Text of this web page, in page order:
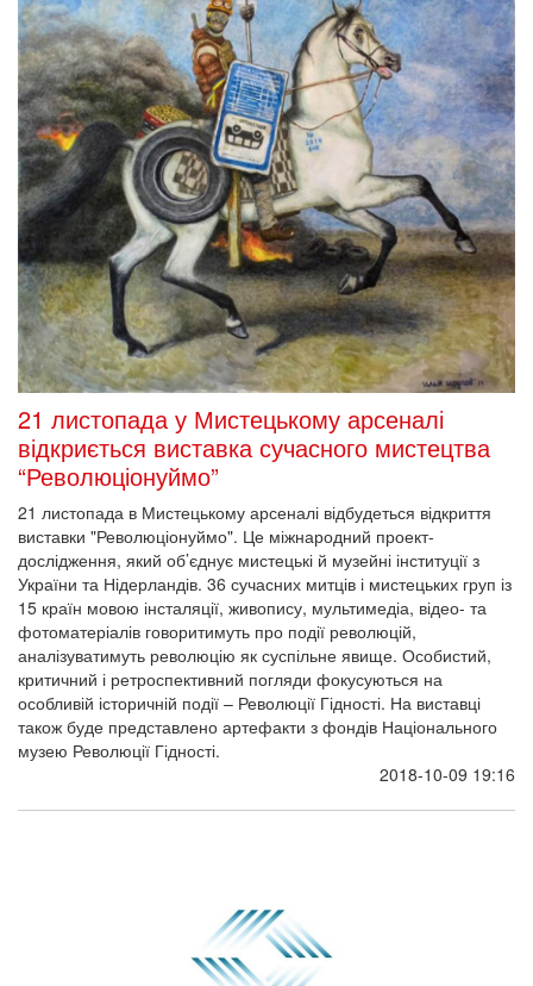
21 листопада у Мистецькому арсеналі
відкриється виставка сучасного мистецтва
“Революціонуймо”
21 листопада в Мистецькому арсеналі відбудеться відкриття
виставки "Революціонуймо". Це міжнародний проект-
дослідження, який об’єднує мистецькі й музейні інституції з
України та Нідерландів. 36 сучасних митців і мистецьких груп із
15 країн мовою інсталяції, живопису, мультимедіа, відео- та
фотоматеріалів говоритимуть про події революцій,
аналізуватимуть революцію як суспільне явище. Особистий,
критичний і ретроспективний погляди фокусуються на
особливій історичній події – Революції Гідності. На виставці
також буде представлено артефакти з фондів Національного
музею Революції Гідності.
2018-10-09 19:16